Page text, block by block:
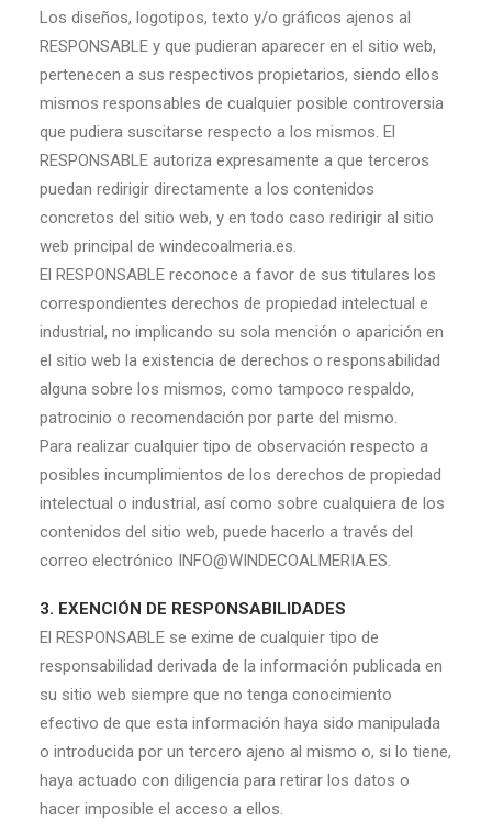
Los diseños, logotipos, texto y/o gráficos ajenos al
RESPONSABLE y que pudieran aparecer en el sitio web,
pertenecen a sus respectivos propietarios, siendo ellos
mismos responsables de cualquier posible controversia
que pudiera suscitarse respecto a los mismos. El
RESPONSABLE autoriza expresamente a que terceros
puedan redirigir directamente a los contenidos
concretos del sitio web, y en todo caso redirigir al sitio
web principal de windecoalmeria.es.
El RESPONSABLE reconoce a favor de sus titulares los
correspondientes derechos de propiedad intelectual e
industrial, no implicando su sola mención o aparición en
el sitio web la existencia de derechos o responsabilidad
alguna sobre los mismos, como tampoco respaldo,
patrocinio o recomendación por parte del mismo.
Para realizar cualquier tipo de observación respecto a
posibles incumplimientos de los derechos de propiedad
intelectual o industrial, así como sobre cualquiera de los
contenidos del sitio web, puede hacerlo a través del
correo electrónico INFO@WINDECOALMERIA.ES.
3. EXENCIÓN DE RESPONSABILIDADES
El RESPONSABLE se exime de cualquier tipo de
responsabilidad derivada de la información publicada en
su sitio web siempre que no tenga conocimiento
efectivo de que esta información haya sido manipulada
o introducida por un tercero ajeno al mismo o, si lo tiene,
haya actuado con diligencia para retirar los datos o
hacer imposible el acceso a ellos.